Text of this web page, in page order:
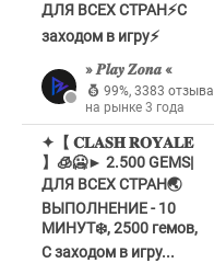
ДЛЯ ВСЕХ СТРАН⚡С
заходом в игру⚡
» 𝑷𝒍𝒂𝒚 𝒁𝒐𝒏𝒂 «
99%, 3383 отзыва
на рынке 3 года
✦【 𝐂𝐋𝐀𝐒𝐇 𝐑𝐎𝐘𝐀𝐋𝐄
】🧊🥶► 2.500 GEMS|
ДЛЯ ВСЕХ СТРАН🌏
ВЫПОЛНЕНИЕ - 10
МИНУТ❄️, 2500 гемов,
С заходом в игру...